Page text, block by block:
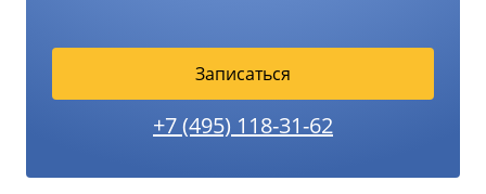
Записаться
+7 (495) 118-31-62